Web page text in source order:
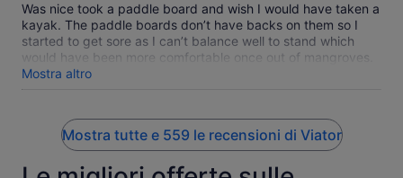
Was nice took a paddle board and wish I would have taken a
kayak. The paddle boards don’t have backs on them so I
started to get sore as I can’t balance well to stand which
would have been more comfortable once out of mangroves.
The gentleman behind me I was worried wasn’t going to
make it as he was so sore and uncomfortable and couldn’t
a kayaking if you can sit and are ok ducking under trees a
bit in the mangroves. My legs wouldn’t have cramped as
much in a kayak. Our guide was very nice shared great facts
with us.
Mostra altro
Mostra tutte e 559 le recensioni di Viator